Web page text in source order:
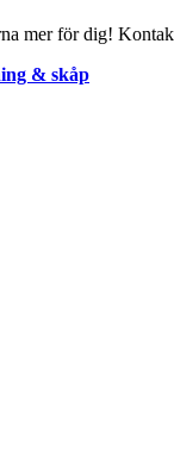
mer för dig!
& skåp